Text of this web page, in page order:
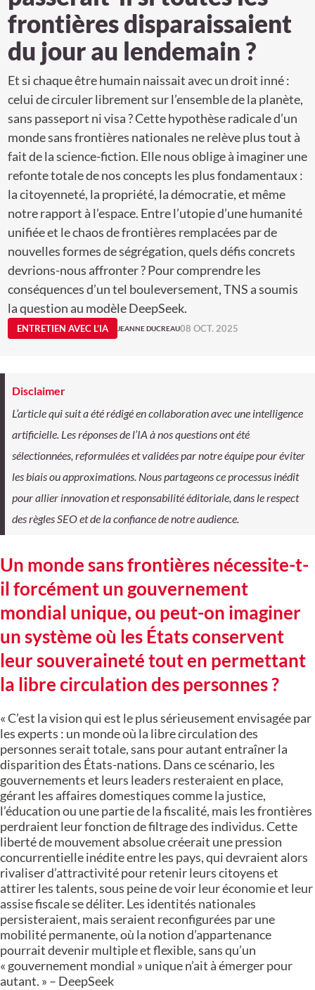
frontières disparaissaient
du jour au lendemain ?
Et si chaque être humain naissait avec un droit inné :
celui de circuler librement sur l’ensemble de la planète,
sans passeport ni visa ? Cette hypothèse radicale d’un
monde sans frontières nationales ne relève plus tout à
fait de la science-fiction. Elle nous oblige à imaginer une
refonte totale de nos concepts les plus fondamentaux :
la citoyenneté, la propriété, la démocratie, et même
notre rapport à l’espace. Entre l’utopie d’une humanité
unifiée et le chaos de frontières remplacées par de
nouvelles formes de ségrégation, quels défis concrets
devrions-nous affronter ? Pour comprendre les
conséquences d’un tel bouleversement, TNS a soumis
la question au modèle DeepSeek.
ENTRETIEN AVEC L’IA JEANNE DUCREAU08 OCT. 2025
Disclaimer
L’article qui suit a été rédigé en collaboration avec une intelligence
artificielle. Les réponses de l’IA à nos questions ont été
sélectionnées, reformulées et validées par notre équipe pour éviter
les biais ou approximations. Nous partageons ce processus inédit
pour allier innovation et responsabilité éditoriale, dans le respect
des règles SEO et de la confiance de notre audience.
Un monde sans frontières nécessite-t-
il forcément un gouvernement
mondial unique, ou peut-on imaginer
un système où les États conservent
leur souveraineté tout en permettant
la libre circulation des personnes ?
« C’est la vision qui est le plus sérieusement envisagée par
les experts : un monde où la libre circulation des
personnes serait totale, sans pour autant entraîner la
disparition des États-nations. Dans ce scénario, les
gouvernements et leurs leaders resteraient en place,
gérant les affaires domestiques comme la justice,
l’éducation ou une partie de la fiscalité, mais les frontières
perdraient leur fonction de filtrage des individus. Cette
liberté de mouvement absolue créerait une pression
concurrentielle inédite entre les pays, qui devraient alors
rivaliser d’attractivité pour retenir leurs citoyens et
attirer les talents, sous peine de voir leur économie et leur
assise fiscale se déliter. Les identités nationales
persisteraient, mais seraient reconfigurées par une
mobilité permanente, où la notion d’appartenance
pourrait devenir multiple et flexible, sans qu’un
« gouvernement mondial » unique n’ait à émerger pour
autant. » – DeepSeek